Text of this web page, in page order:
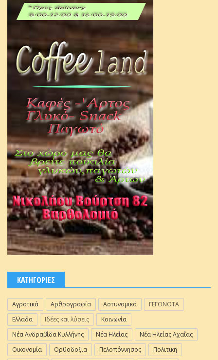
ΚΑΤΗΓΟΡΙΕΣ
Αγροτικά Αρθρογραφία Αστυνομικά
ΓΕΓΟΝΟΤΑ
Ελλαδα
Ιδέες και λύσεις
Κοινωνία
Νέα Ανδραβίδα Κυλλήνης
Νέα Ηλείας
Νέα Ηλείας Αχαΐας
Οικονομία
Ορθοδοξια Πελοπόννησος
Πολιτικη